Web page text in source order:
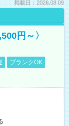
掲載日：2026.08.09
円～〉
ブランクOK